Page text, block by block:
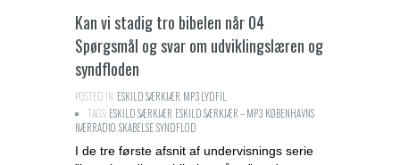
Kan vi stadig tro bibelen når 04
Spørgsmål og svar om udviklingslæren og
syndfloden
POSTED IN:ESKILD SÆRKJÆR MP3 LYDFIL
TAGS:ESKILD SÆRKJÆR ESKILD SÆRKJÆR – MP3 KØBENHAVNS
NÆRRADIO SKABELSESYNDFLOD
I de tre første afsnit af undervisnings serie